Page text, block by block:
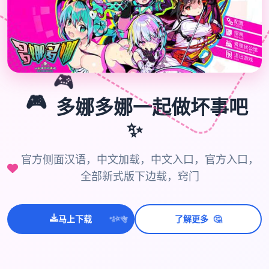
🎮
🎮 多娜多娜一起做坏事吧
✨
官方侧面汉语，中文加载，中文入口，官方入口，
全部新式版下边载，窍门
马上下载 ✨
⭐💫 了解更多 🤔